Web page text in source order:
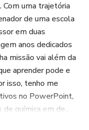
Com uma trajetória
de uma escola
em duas
anos dedicados
missão vai além da
aprender pode e
isso, tenho me
no PowerPoint,
química em de...